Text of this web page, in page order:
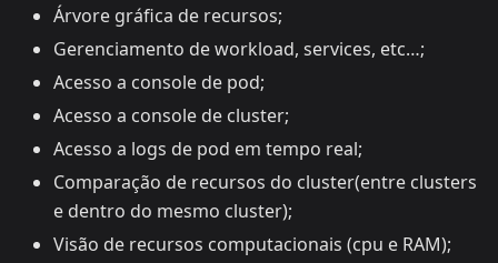
Árvore gráfica de recursos;
Gerenciamento de workload, services, etc…;
Acesso a console de pod;
Acesso a console de cluster;
Acesso a logs de pod em tempo real;
Comparação de recursos do cluster(entre clusters
e dentro do mesmo cluster);
Visão de recursos computacionais (cpu e RAM);